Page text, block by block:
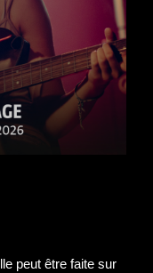
peut être faite sur